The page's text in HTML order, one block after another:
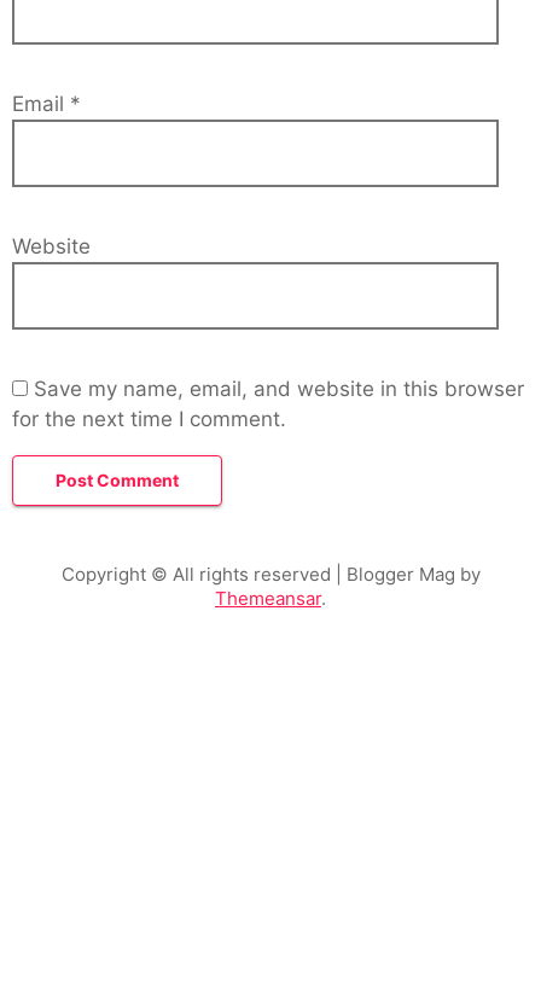
Email *
Website
Save my name, email, and website in this browser
for the next time I comment.
Copyright © All rights reserved | Blogger Mag by
Themeansar.